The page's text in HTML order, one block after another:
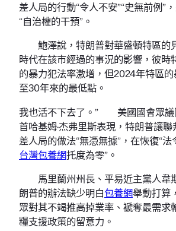
差人局的行動“令人不安”“史無前例”
“自治權的干預”。
鮑澤說，特朗普對華盛頓特區的
時代在該市經過的事況的影響，彼時
的暴力犯法率激增，但2024年特區
至30年來的最低點。
我也活不下去了。” 美國國會眾議
首哈基姆·杰弗里斯表現，特朗普讓
差人局的做法“無憑無據”，在恢復“法
台灣包養網托度為零”。
馬里蘭州州長、平易近主黨人韋
朗普的辦法缺少明白包養網舉動打算
眾對其不竭推高掉業率、褫奪最需求
糧支援政策的留意力。